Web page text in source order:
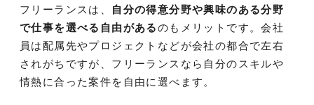
フリーランスは、
自分の得意分野や興味のある分野
で仕事を選べる自由があるのもメリットです。会社
員は配属先やプロジェクトなどが会社の都合で左右
されがちですが、フリーランスなら自分のスキルや
情熱に合った案件を自由に選べます。